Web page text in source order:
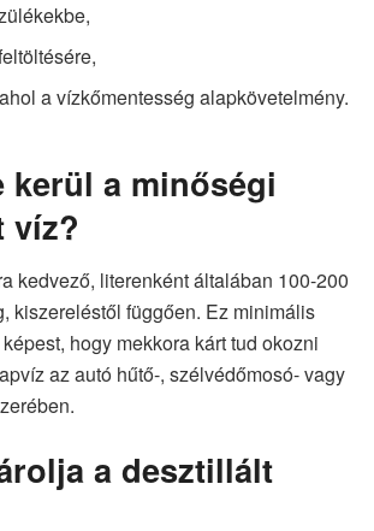
a vízkőmentesség alapkövetelmény.
kerül a minőségi
víz?
kedvező, literenként általában 100-200
kiszereléstől függően. Ez minimális
hogy mekkora kárt tud okozni
az autó hűtő-, szélvédőmosó- vagy
a desztillált